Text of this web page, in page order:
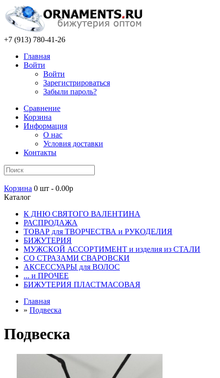
+7 (913) 780-41-26
Главная
Войти
Войти
Зарегистрироваться
Забыли пароль?
Сравнение
Корзина
Информация
О нас
Условия доставки
Контакты
Корзина 0 шт - 0.00р
Каталог
К ДНЮ СВЯТОГО ВАЛЕНТИНА
РАСПРОДАЖА
ТОВАР для ТВОРЧЕСТВА и РУКОДЕЛИЯ
БИЖУТЕРИЯ
МУЖСКОЙ АССОРТИМЕНТ и изделия из СТАЛИ
СО СТРАЗАМИ СВАРОВСКИ
АКСЕССУАРЫ для ВОЛОС
... и ПРОЧЕЕ
БИЖУТЕРИЯ ПЛАСТМАСОВАЯ
Главная
» Подвеска
Подвеска